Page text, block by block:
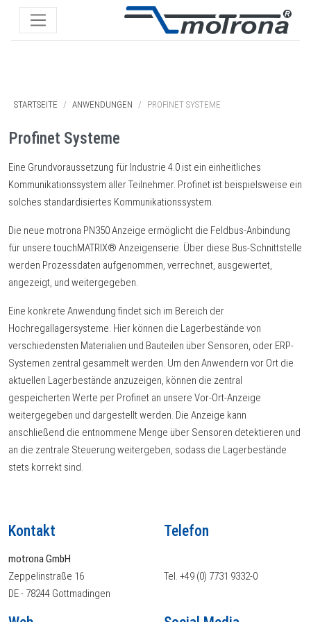
STARTSEITE ANWENDUNGEN PROFINET SYSTEME
Profinet Systeme
Eine Grundvoraussetzung für Industrie 4.0 ist ein einheitliches
Kommunikationssystem aller Teilnehmer. Profinet ist beispielsweise ein
solches standardisiertes Kommunikationssystem.
Die neue motrona PN350 Anzeige ermöglicht die Feldbus-Anbindung
für unsere touchMATRIX® Anzeigenserie. Über diese Bus-Schnittstelle
werden Prozessdaten aufgenommen, verrechnet, ausgewertet,
angezeigt, und weitergegeben.
Eine konkrete Anwendung findet sich im Bereich der
Hochregallagersysteme. Hier können die Lagerbestände von
verschiedensten Materialien und Bauteilen über Sensoren, oder ERP-
Systemen zentral gesammelt werden. Um den Anwendern vor Ort die
aktuellen Lagerbestände anzuzeigen, können die zentral
gespeicherten Werte per Profinet an unsere Vor-Ort-Anzeige
weitergegeben und dargestellt werden. Die Anzeige kann
anschließend die entnommene Menge über Sensoren detektieren und
an die zentrale Steuerung weitergeben, sodass die Lagerbestände
stets korrekt sind.
Kontakt
motrona GmbH
Zeppelinstraße 16
DE - 78244 Gottmadingen
Telefon
Tel. +49 (0) 7731 9332-0